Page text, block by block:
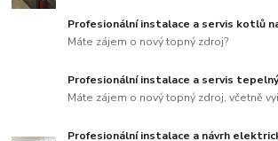
Profesionální instalace a servis kotlů
Máte zájem o nový topný zdroj?
Profesionální instalace a servis
Máte zájem o nový topný zdroj, včetně
Profesionální instalace a návrh